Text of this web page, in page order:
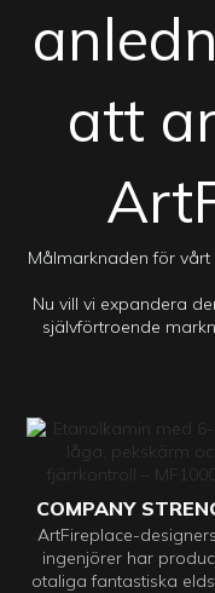
att
Målmarknaden för
Nu vill vi expandera
självförtroende
COMPANY
ArtFireplace-
ingenjörer har
otaliga fantastiska